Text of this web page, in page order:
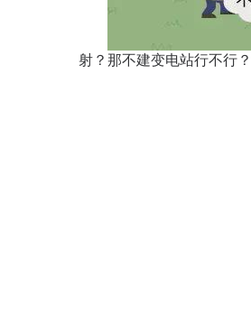
射？那不建变电站行不行？